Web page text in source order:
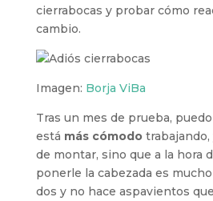
cierrabocas y probar cómo
cambio.
Imagen: Borja ViBa
Tras un mes de prueba,
está más cómodotrabajando,
de montar, sino que a la hora
ponerle la cabezada es
dos y no hace aspavientos